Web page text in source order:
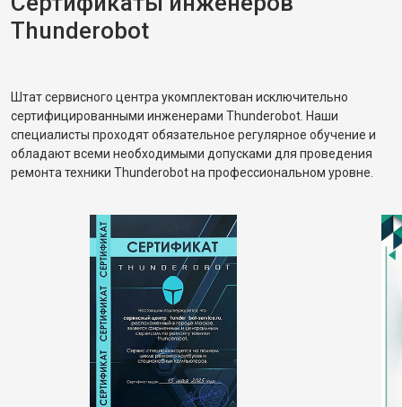
Thunderobot
Штат сервисного центра укомплектован исключительно
сертифицированными инженерами Thunderobot. Наши
специалисты проходят обязательное регулярное обучение и
обладают всеми необходимыми допусками для проведения
ремонта техники Thunderobot на профессиональном уровне.